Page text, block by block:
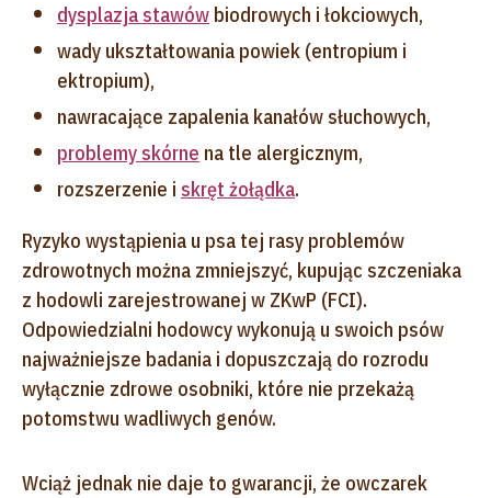
dysplazja stawów biodrowych i łokciowych,
wady ukształtowania powiek (entropium i
ektropium),
nawracające zapalenia kanałów słuchowych,
problemy skórne na tle alergicznym,
rozszerzenie i skręt żołądka.
Ryzyko wystąpienia u psa tej rasy problemów
zdrowotnych można zmniejszyć, kupując szczeniaka
z hodowli zarejestrowanej w ZKwP (FCI).
Odpowiedzialni hodowcy wykonują u swoich psów
najważniejsze badania i dopuszczają do rozrodu
wyłącznie zdrowe osobniki, które nie przekażą
potomstwu wadliwych genów.
Wciąż jednak nie daje to gwarancji, że owczarek